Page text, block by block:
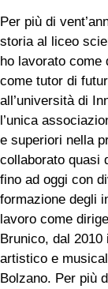
Per più di
storia al liceo
ho lavorato
come tutor di
all’università di
l’unica
e superiori nella
collaborato quasi
fino ad oggi con
formazione degli
lavoro come
Brunico, dal
artistico e
Bolzano. Per più